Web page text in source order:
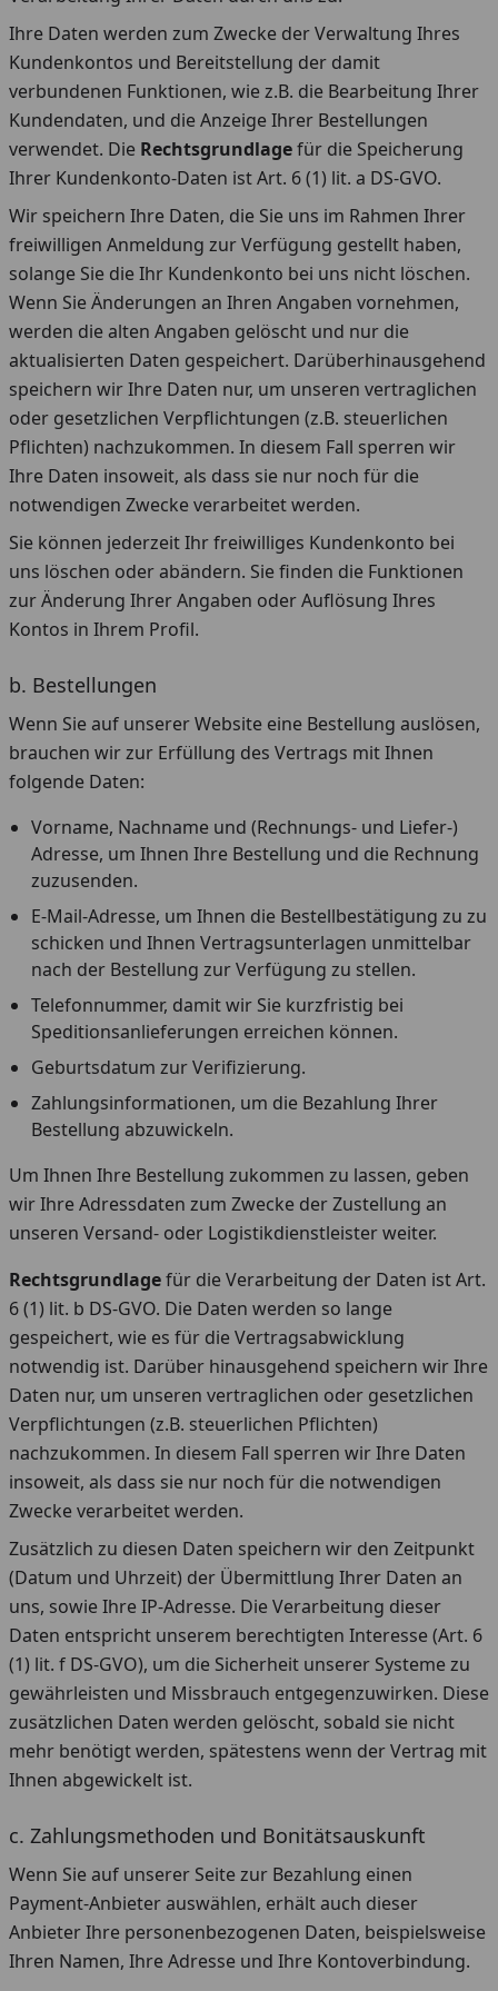
Ihre Daten werden zum Zwecke der Verwaltung Ihres
Kundenkontos und Bereitstellung der damit
verbundenen Funktionen, wie z.B. die Bearbeitung Ihrer
Kundendaten, und die Anzeige Ihrer Bestellungen
verwendet. Die Rechtsgrundlagefür die Speicherung
Ihrer Kundenkonto-Daten ist Art. 6 (1) lit. a DS-GVO.
Wir speichern Ihre Daten, die Sie uns im Rahmen Ihrer
freiwilligen Anmeldung zur Verfügung gestellt haben,
solange Sie die Ihr Kundenkonto bei uns nicht löschen.
Wenn Sie Änderungen an Ihren Angaben vornehmen,
werden die alten Angaben gelöscht und nur die
aktualisierten Daten gespeichert. Darüberhinausgehend
speichern wir Ihre Daten nur, um unseren vertraglichen
oder gesetzlichen Verpflichtungen (z.B. steuerlichen
Pflichten) nachzukommen. In diesem Fall sperren wir
Ihre Daten insoweit, als dass sie nur noch für die
notwendigen Zwecke verarbeitet werden.
Sie können jederzeit Ihr freiwilliges Kundenkonto bei
uns löschen oder abändern. Sie finden die Funktionen
zur Änderung Ihrer Angaben oder Auflösung Ihres
Kontos in Ihrem Profil.
b. Bestellungen
Wenn Sie auf unserer Website eine Bestellung auslösen,
brauchen wir zur Erfüllung des Vertrags mit Ihnen
folgende Daten:
Vorname, Nachname und (Rechnungs- und Liefer-)
Adresse, um Ihnen Ihre Bestellung und die Rechnung
zuzusenden.
E-Mail-Adresse, um Ihnen die Bestellbestätigung zu zu
schicken und Ihnen Vertragsunterlagen unmittelbar
nach der Bestellung zur Verfügung zu stellen.
Telefonnummer, damit wir Sie kurzfristig bei
Speditionsanlieferungen erreichen können.
Geburtsdatum zur Verifizierung.
Zahlungsinformationen, um die Bezahlung Ihrer
Bestellung abzuwickeln.
Um Ihnen Ihre Bestellung zukommen zu lassen, geben
wir Ihre Adressdaten zum Zwecke der Zustellung an
unseren Versand- oder Logistikdienstleister weiter.
Rechtsgrundlagefür die Verarbeitung der Daten ist Art.
6 (1) lit. b DS-GVO. Die Daten werden so lange
gespeichert, wie es für die Vertragsabwicklung
notwendig ist. Darüber hinausgehend speichern wir Ihre
Daten nur, um unseren vertraglichen oder gesetzlichen
Verpflichtungen (z.B. steuerlichen Pflichten)
nachzukommen. In diesem Fall sperren wir Ihre Daten
insoweit, als dass sie nur noch für die notwendigen
Zwecke verarbeitet werden.
Zusätzlich zu diesen Daten speichern wir den Zeitpunkt
(Datum und Uhrzeit) der Übermittlung Ihrer Daten an
uns, sowie Ihre IP-Adresse. Die Verarbeitung dieser
Daten entspricht unserem berechtigten Interesse (Art. 6
(1) lit. f DS-GVO), um die Sicherheit unserer Systeme zu
gewährleisten und Missbrauch entgegenzuwirken. Diese
zusätzlichen Daten werden gelöscht, sobald sie nicht
mehr benötigt werden, spätestens wenn der Vertrag mit
Ihnen abgewickelt ist.
c. Zahlungsmethoden und Bonitätsauskunft
Wenn Sie auf unserer Seite zur Bezahlung einen
Payment-Anbieter auswählen, erhält auch dieser
Anbieter Ihre personenbezogenen Daten, beispielsweise
Ihren Namen, Ihre Adresse und Ihre Kontoverbindung.